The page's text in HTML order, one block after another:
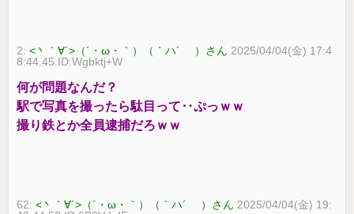
2:<丶｀∀´>（´・ω・｀）（｀ハ´ ）さん 2025/04/04(金) 17:4
8:44.45 ID:Wgbktj+W
何が問題なんだ？
駅で写真を撮ったら駄目って‥ぷっｗｗ
撮り鉄とか全員逮捕だろｗｗ
62:<丶｀∀´>（´・ω・｀）（｀ハ´ ）さん 2025/04/04(金) 19: